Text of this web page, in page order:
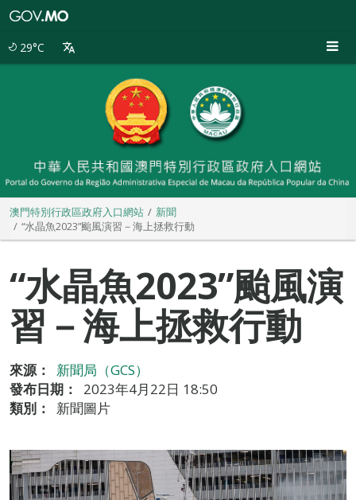
29°C
澳門特別行政區政府入口網站
新聞
“水晶魚2023”颱風演習－海上拯救行動
“水晶魚2023”颱風演
習－海上拯救行動
來源：
新聞局（GCS）
發布日期：
2023年4月22日 18:50
類別：
新聞圖片